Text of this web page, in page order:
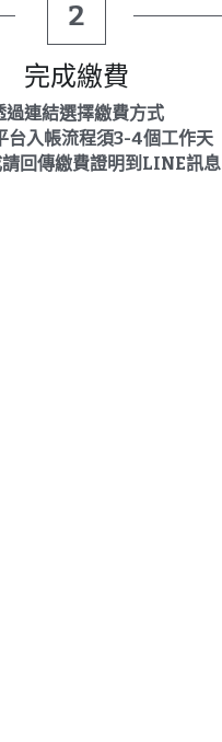
2
完成繳費
過連結選擇繳費方式
台入帳流程須3-4個工作天
回傳繳費證明到LINE訊息